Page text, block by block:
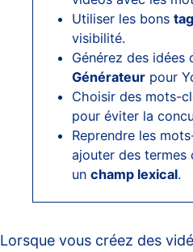
Utiliser les bons
visibilité.
Générez des idées
Générateur pour
Choisir des mots-
pour éviter la
Reprendre les
ajouter des termes
unchamp lexical.
Lorsque vous créez des